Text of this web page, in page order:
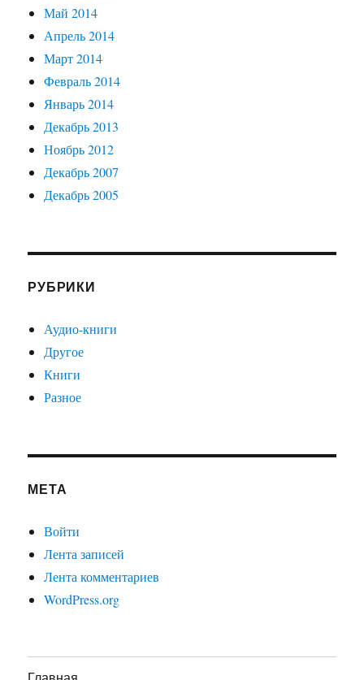
Май 2014
Апрель 2014
Март 2014
Февраль 2014
Январь 2014
Декабрь 2013
Ноябрь 2012
Декабрь 2007
Декабрь 2005
РУБРИКИ
Аудио-книги
Другое
Книги
Разное
МЕТА
Войти
Лента записей
Лента комментариев
WordPress.org